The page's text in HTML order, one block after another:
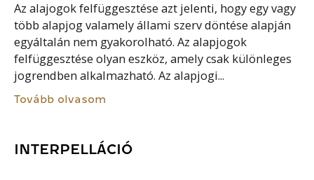
Az alajogok felfüggesztése azt jelenti, hogy egy vagy
több alapjog valamely állami szerv döntése alapján
egyáltalán nem gyakorolható. Az alapjogok
felfüggesztése olyan eszköz, amely csak különleges
jogrendben alkalmazható. Az alapjogi...
Tovább olvasom
INTERPELLÁCIÓ